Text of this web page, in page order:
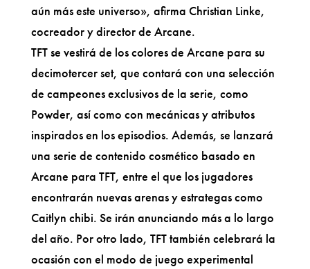
aún más este universo», afirma Christian Linke,
cocreador y director de Arcane.
TFT se vestirá de los colores de Arcane para su
decimotercer set, que contará con una selección
de campeones exclusivos de la serie, como
Powder, así como con mecánicas y atributos
inspirados en los episodios. Además, se lanzará
una serie de contenido cosmético basado en
Arcane para TFT, entre el que los jugadores
encontrarán nuevas arenas y estrategas como
Caitlyn chibi. Se irán anunciando más a lo largo
del año. Por otro lado, TFT también celebrará la
ocasión con el modo de juego experimental